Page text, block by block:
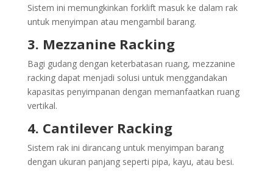
Sistem ini memungkinkan forklift masuk ke dalam rak
untuk menyimpan atau mengambil barang.
3. Mezzanine Racking
Bagi gudang dengan keterbatasan ruang, mezzanine
racking dapat menjadi solusi untuk menggandakan
kapasitas penyimpanan dengan memanfaatkan ruang
vertikal.
4. Cantilever Racking
Sistem rak ini dirancang untuk menyimpan barang
dengan ukuran panjang seperti pipa, kayu, atau besi.